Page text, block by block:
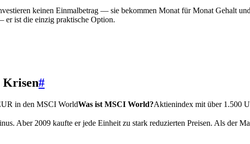
keinen Einmalbetrag — sie bekommen Monat für Monat Gehalt
er ist die einzig praktische Option.
Krisen#
in den MSCI WorldWas ist MSCI World?Aktienindex mit über 1.500
Aber 2009 kaufte er jede Einheit zu stark reduzierten Preisen. Als der